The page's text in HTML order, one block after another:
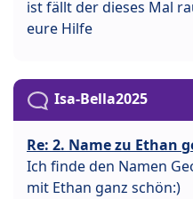
ist fällt der dieses Mal
eure Hilfe
Isa-Bella2025
Re: 2. Name zu Ethan
Ich finde den Namen
mit Ethan ganz schön:)